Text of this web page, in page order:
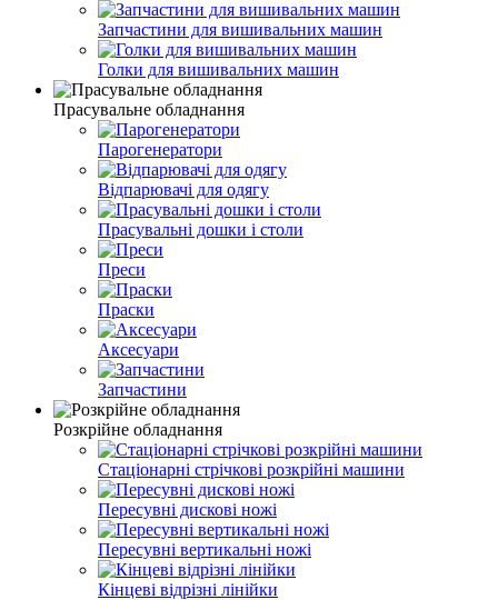
Запчастини для вишивальних машин
Голки для вишивальних машин
Прасувальне обладнання
Парогенератори
Відпарювачі для одягу
Прасувальні дошки і столи
Преси
Праски
Аксесуари
Запчастини
Розкрійне обладнання
Стаціонарні стрічкові розкрійні машини
Пересувні дискові ножі
Пересувні вертикальні ножі
Кінцеві відрізні лінійки